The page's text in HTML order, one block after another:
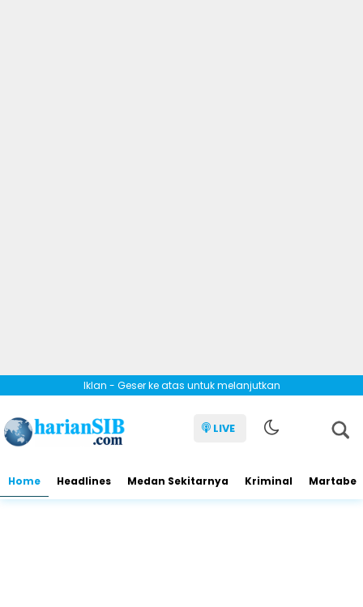
Iklan - Geser ke atas untuk melanjutkan
LIVE
Home Headlines Medan Sekitarnya Kriminal Martabe